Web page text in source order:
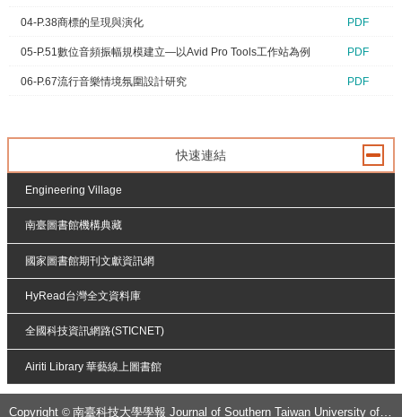
04-P.38商標的呈現與演化 PDF
05-P.51數位音頻振幅規模建立—以Avid Pro Tools工作站為例 PDF
06-P.67流行音樂情境氛圍設計研究 PDF
快速連結
Engineering Village
南臺圖書館機構典藏
國家圖書館期刊文獻資訊網
HyRead台灣全文資料庫
全國科技資訊網路(STICNET)
Airiti Library 華藝線上圖書館
Copyright © 南臺科技大學學報 Journal of Southern Taiwan University of Science and Technology